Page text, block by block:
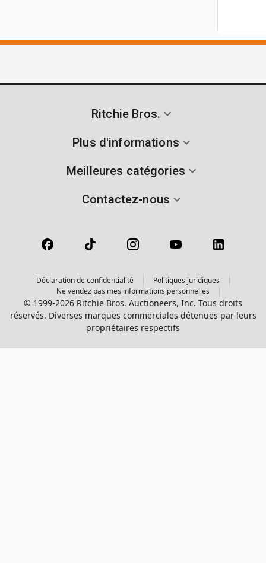
Ritchie Bros.
Plus d'informations
Meilleures catégories
Contactez-nous
Déclaration de confidentialité
Politiques juridiques
Ne vendez pas mes informations personnelles
© 1999-2026 Ritchie Bros. Auctioneers, Inc. Tous droits
réservés. Diverses marques commerciales détenues par leurs
propriétaires respectifs